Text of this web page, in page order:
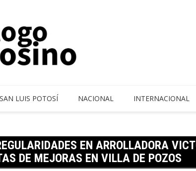
SAN LUIS POTOSÍ NACIONAL INTERNACIONAL
EN ARROLLADORA
DE MEJORAS EN VILLA DE POZOS